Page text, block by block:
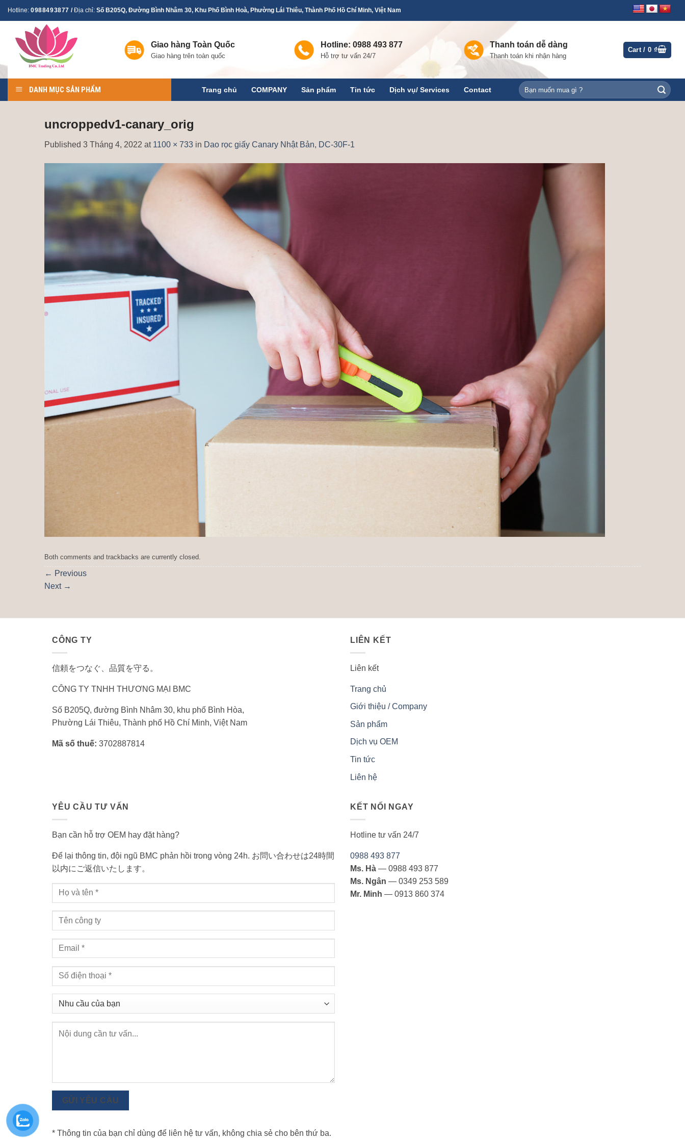
Skip
content
Hotline: 0988493877 /Địa chỉ: Số B205Q, Đường Bình Nhâm 30, Khu Phố Bình Hoà, Phường Lái Thiêu, Thành Phố Hồ Chí Minh, Việt Nam
Giao hàng Toàn Quốc
Giao hàng trên toàn quốc
Hotline: 0988 493 877
Hỗ trợ tư vấn 24/7
Thanh toán dễ dàng
Thanh toán khi nhận hàng
Cart /0₫
DANH MỤC SẢN PHẨM Trang chủ COMPANY Sản phẩm Tin tức Dịch vụ/ Services Contact
Search
for:
uncroppedv1-canary_orig
Published 3 Tháng 4, 2022 at 1100 × 733 in Dao rọc giấy Canary Nhật Bản, DC-30F-1
Both comments and trackbacks are currently closed.
← Previous
Next →
CÔNG TY
信頼をつなぐ、品質を守る。
CÔNG TY TNHH THƯƠNG MẠI BMC
Số B205Q, đường Bình Nhâm 30, khu phố Bình Hòa,
Phường Lái Thiêu, Thành phố Hồ Chí Minh, Việt Nam
Mã số thuế: 3702887814
LIÊN KẾT
Liên kết
Trang chủ
Giới thiệu / Company
Sản phẩm
Dịch vụ OEM
Tin tức
Liên hệ
YÊU CẦU TƯ VẤN
Bạn cần hỗ trợ OEM hay đặt hàng?
Để lại thông tin, đội ngũ BMC phản hồi trong vòng 24h. お問い合わせは24時間
以内にご返信いたします。
GỬI YÊU CẦU
* Thông tin của bạn chỉ dùng để liên hệ tư vấn, không chia sẻ cho bên thứ ba.
KẾT NỐI NGAY
Hotline tư vấn 24/7
0988 493 877
Ms. Hà — 0988 493 877
Ms. Ngân — 0349 253 589
Mr. Minh — 0913 860 374